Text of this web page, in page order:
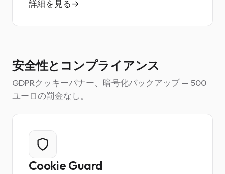
詳細を見る
安全性とコンプライアンス
GDPRクッキーバナー、暗号化バックアップ — 500
ユーロの罰金なし。
Cookie Guard